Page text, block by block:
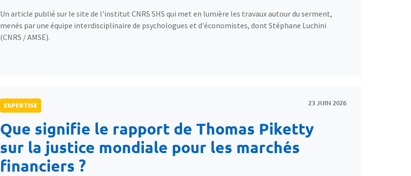
Un article publié sur le site de l'institut CNRS SHS qui met en lumière les travaux autour du serment,
menés par une équipe interdisciplinaire de psychologues et d'économistes, dont Stéphane Luchini
(CNRS / AMSE).
EXPERTISE
Que signifie le rapport de Thomas Piketty
sur la justice mondiale pour les marchés
financiers ?
23 JUIN 2026